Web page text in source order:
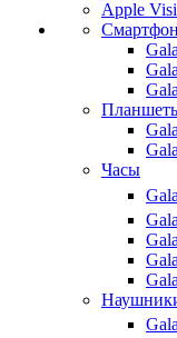
Apple
Часы